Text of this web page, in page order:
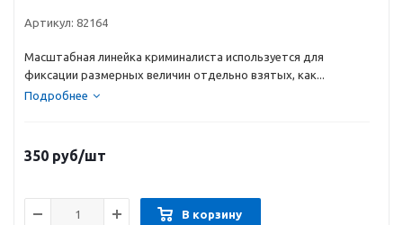
Артикул: 82164
Масштабная линейка криминалиста используется для
фиксации размерных величин отдельно взятых, как...
Подробнее
350 руб/шт
В корзину